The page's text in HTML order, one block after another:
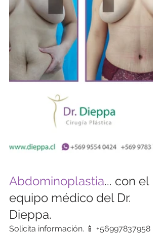
Abdominoplastia... con el
equipo médico del Dr.
Dieppa.
Solicita información. 📱 +56997837958